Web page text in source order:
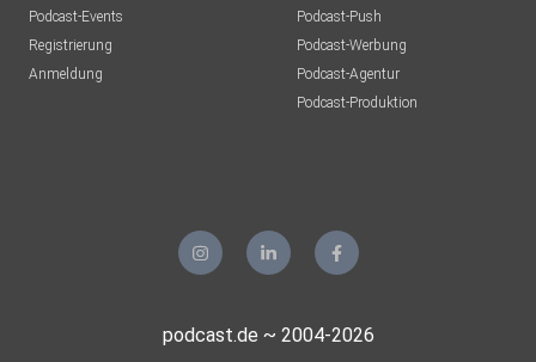
Podcast-Events
Registrierung
Anmeldung
Podcast-Push
Podcast-Werbung
Podcast-Agentur
Podcast-Produktion
podcast.de ~ 2004-2026